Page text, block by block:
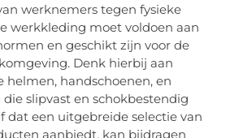
werknemers tegen fysieke
werkkleding moet voldoen aan
en geschikt zijn voor de
Denk hierbij aan
helmen, handschoenen, en
slipvast en schokbestendig
dat een uitgebreide selectie van
aanbiedt, kan bijdragen